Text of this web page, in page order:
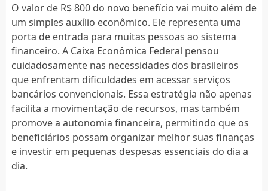
O valor de R$ 800 do novo benefício vai muito além de
um simples auxílio econômico. Ele representa uma
porta de entrada para muitas pessoas ao sistema
financeiro. A Caixa Econômica Federal pensou
cuidadosamente nas necessidades dos brasileiros
que enfrentam dificuldades em acessar serviços
bancários convencionais. Essa estratégia não apenas
facilita a movimentação de recursos, mas também
promove a autonomia financeira, permitindo que os
beneficiários possam organizar melhor suas finanças
e investir em pequenas despesas essenciais do dia a
dia.